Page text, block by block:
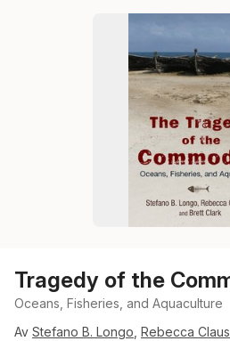
Tragedy of the
Oceans, Fisheries, and Aquaculture
Av Stefano B. Longo Rebecca